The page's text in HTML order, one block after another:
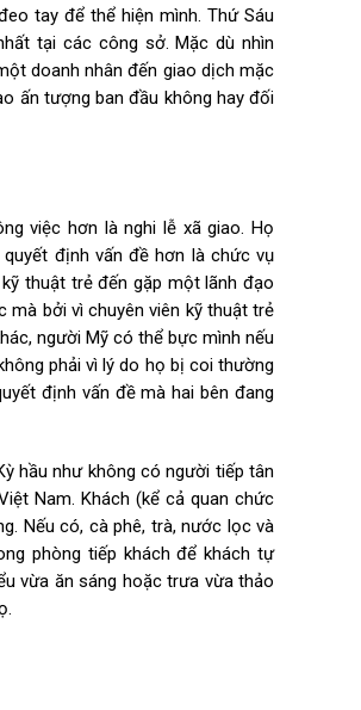
tay để thể hiện mình. Thứ Sáu
tại các công sở. Mặc dù nhìn
doanh nhân đến giao dịch mặc
ấn tượng ban đầu không hay đối
việc hơn là nghi lễ xã giao. Họ
định vấn đề hơn là chức vụ
thuật trẻ đến gặp một lãnh đạo
bởi vì chuyên viên kỹ thuật trẻ
người Mỹ có thể bực mình nếu
phải vì lý do họ bị coi thường
định vấn đề mà hai bên đang
hầu như không có người tiếp tân
Nam. Khách (kể cả quan chức
Nếu có, cà phê, trà, nước lọc và
phòng tiếp khách để khách tự
vừa ăn sáng hoặc trưa vừa thảo